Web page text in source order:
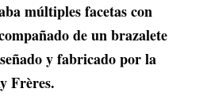
múltiples facetas con
de un brazalete
y fabricado por la
Frères.